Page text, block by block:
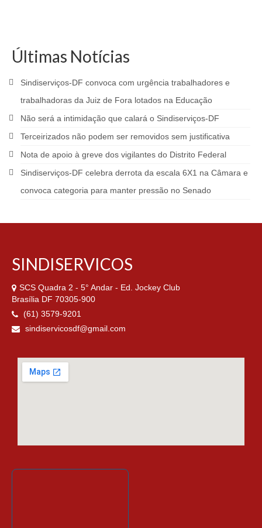
Últimas Notícias
Sindiserviços-DF convoca com urgência trabalhadores e
trabalhadoras da Juiz de Fora lotados na Educação
Não será a intimidação que calará o Sindiserviços-DF
Terceirizados não podem ser removidos sem justificativa
Nota de apoio à greve dos vigilantes do Distrito Federal
Sindiserviços-DF celebra derrota da escala 6X1 na Câmara e
convoca categoria para manter pressão no Senado
SINDISERVICOS
SCS Quadra 2 - 5° Andar - Ed. Jockey Club
Brasília DF 70305-900
(61) 3579-9201
sindiservicosdf@gmail.com